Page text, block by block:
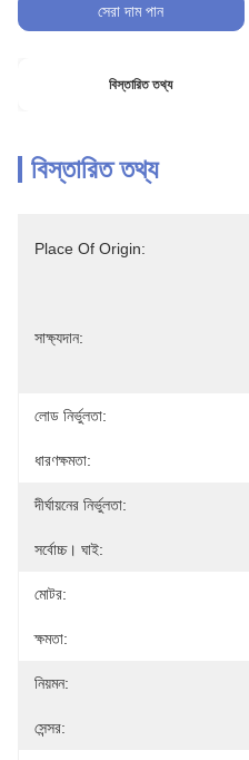
সেরা দাম পান
বিস্তারিত তথ্য
বিস্তারিত তথ্য
Place Of Origin:
সাক্ষ্যদান:
লোড নির্ভুলতা:
ধারণক্ষমতা:
দীর্ঘায়নের নির্ভুলতা:
সর্বোচ্চ। ঘাই:
মোটর:
ক্ষমতা:
নিয়মন:
সেন্সর: